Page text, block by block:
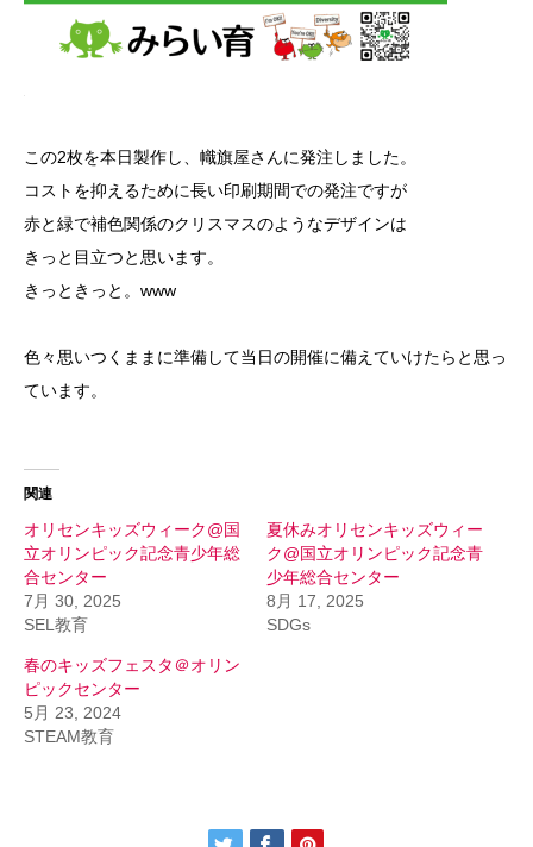
この2枚を本日製作し、幟旗屋さんに発注しました。
コストを抑えるために長い印刷期間での発注ですが
赤と緑で補色関係のクリスマスのようなデザインは
きっと目立つと思います。
きっときっと。www
色々思いつくままに準備して当日の開催に備えていけたらと思っ
ています。
関連
オリセンキッズウィーク@国
立オリンピック記念青少年総
合センター
7月 30, 2025
SEL教育
夏休みオリセンキッズウィー
ク@国立オリンピック記念青
少年総合センター
8月 17, 2025
SDGs
春のキッズフェスタ＠オリン
ピックセンター
5月 23, 2024
STEAM教育